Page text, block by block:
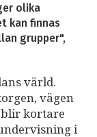
olika
kan finnas
grupper",
värld.
vägen
kortare
i